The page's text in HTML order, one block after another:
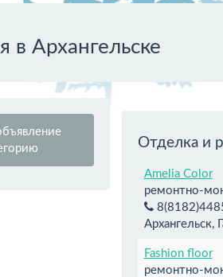
в Архангельске
Отделка и
Amelia Color
ремонтно-
Архангельск,
Fashion floor
ремонтно-